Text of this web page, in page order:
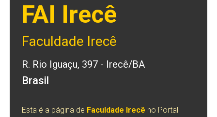
FAI Irecê
Faculdade Irecê
R. Rio Iguaçu, 397 - Irecê/BA
Brasil
Esta é a página de Faculdade Irecê no Portal